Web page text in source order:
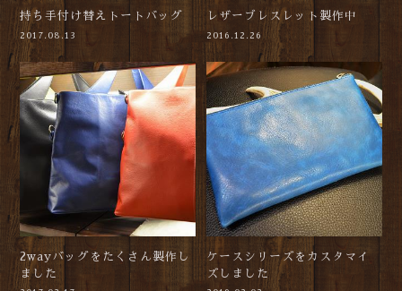
持ち手付け替えトートバッグ
2017.08.13
レザーブレスレット製作中
2016.12.26
2wayバッグをたくさん製作し
ました
ケースシリーズをカスタマイ
ズしました